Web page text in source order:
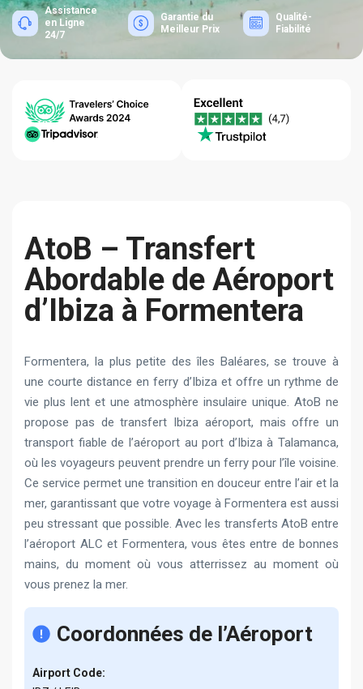
Assistance
en Ligne
24/7
Garantie du
Meilleur Prix
Qualité-
Fiabilité
AtoB – Transfert
Abordable de Aéroport
d’Ibiza à Formentera
Formentera, la plus petite des îles Baléares, se trouve à
une courte distance en ferry d’Ibiza et offre un rythme de
vie plus lent et une atmosphère insulaire unique. AtoB ne
propose pas de transfert Ibiza aéroport, mais offre un
transport fiable de l’aéroport au port d’Ibiza à Talamanca,
où les voyageurs peuvent prendre un ferry pour l’île voisine.
Ce service permet une transition en douceur entre l’air et la
mer, garantissant que votre voyage à Formentera est aussi
peu stressant que possible. Avec les transferts AtoB entre
l’aéroport ALC et Formentera, vous êtes entre de bonnes
mains, du moment où vous atterrissez au moment où
vous prenez la mer.
Coordonnées de l’Aéroport
Airport Code: